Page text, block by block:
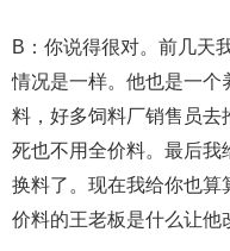
B：你说得很对。前几天
情况是一样。他也是一个
料，好多饲料厂销售员去
死也不用全价料。最后我
换料了。现在我给你也算
价料的王老板是什么让他